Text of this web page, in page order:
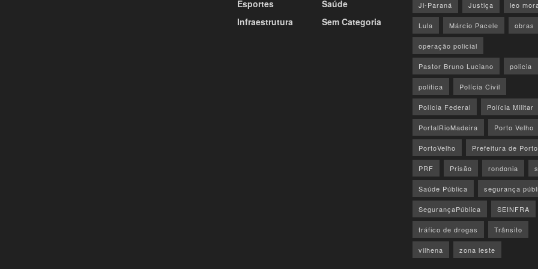
Esportes
Infraestrutura
Saúde
Sem Categoria
Ji-Paraná Justiça leo
Lula Márcio Pacele obras
operação policial
Pastor Bruno Luciano policia
politica Polícia Civil
Polícia Federal Polícia Militar
PortalRioMadeira Porto Velho
PortoVelho Prefeitura de
PRF Prisão rondonia
Saúde Pública segurança
SegurançaPública SEINFRA
tráfico de drogas Trânsito
vilhena zona leste